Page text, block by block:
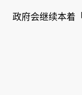
政府会继续本着